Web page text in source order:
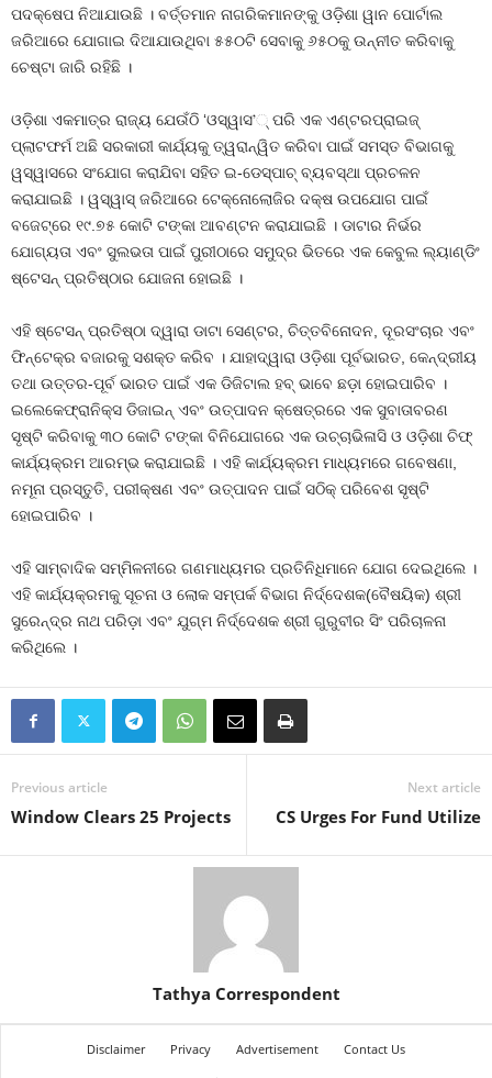
ପଦକ୍ଷେପ ନିଆଯାଉଛି । ବର୍ତ୍ତମାନ ନାଗରିକମାନଙ୍କୁ ଓଡ଼ିଶା ୱାନ ପୋର୍ଟାଲ
ଜରିଆରେ ଯୋଗାଇ ଦିଆଯାଉଥିବା ୫୫୦ଟି ସେବାକୁ ୬୫୦କୁ ଉନ୍ନୀତ କରିବାକୁ
ଚେଷ୍ଟା ଜାରି ରହିଛି ।
ଓଡ଼ିଶା ଏକମାତ୍ର ରାଜ୍ୟ ଯେଉଁଠି ‘ଓସ୍ୱାସ’୍‌ ପରି ଏକ ଏଣ୍ଟରପ୍ରାଇଜ୍‌
ପ୍ଲାଟଫର୍ମ ଅଛି ସରକାରୀ କାର୍ଯ୍ୟକୁ ତ୍ୱରାନ୍ୱିତ କରିବା ପାଇଁ ସମସ୍ତ ବିଭାଗକୁ
ୱସ୍ୱାସରେ ସଂଯୋଗ କରାଯିବା ସହିତ ଇ-ଡେସ୍‌ପାଚ୍‌ ବ୍ୟବସ୍ଥା ପ୍ରଚଳନ
କରାଯାଇଛି । ୱସ୍ୱାସ୍‌ ଜରିଆରେ ଟେକ୍ନୋଲୋଜିର ଦକ୍ଷ ଉପଯୋଗ ପାଇଁ
ବଜେଟ୍‌ରେ ୧୯.୭୫ କୋଟି ଟଙ୍କା ଆବଣ୍ଟନ କରାଯାଇଛି । ଡାଟାର ନିର୍ଭର
ଯୋଗ୍ୟତା ଏବଂ ସୁଲଭତା ପାଇଁ ପୁରୀଠାରେ ସମୁଦ୍ର ଭିତରେ ଏକ କେବୁଲ ଲ୍ୟାଣ୍ଡିଂ
ଷ୍ଟେସନ୍‌ ପ୍ରତିଷ୍ଠାର ଯୋଜନା ହୋଇଛି ।
ଏହି ଷ୍ଟେସନ୍‌ ପ୍ରତିଷ୍ଠା ଦ୍ୱାରା ଡାଟା ସେଣ୍ଟର, ଚିତ୍ତବିନୋଦନ, ଦୂରସଂଚାର ଏବଂ
ଫିନ୍‌ଟେକ୍‌ର ବଜାରକୁ ସଶକ୍ତ କରିବ । ଯାହାଦ୍ୱାରା ଓଡ଼ିଶା ପୂର୍ବଭାରତ, କେନ୍ଦ୍ରୀୟ
ତଥା ଉତ୍ତର-ପୂର୍ବ ଭାରତ ପାଇଁ ଏକ ଡିଜିଟାଲ ହବ୍‌ ଭାବେ ଛଡ଼ା ହୋଇପାରିବ ।
ଇଲେକେଫ୍ରାନିକ୍‌ସ ଡିଜାଇନ୍‌ ଏବଂ ଉତ୍ପାଦନ କ୍ଷେତ୍ରରେ ଏକ ସୁବାତାବରଣ
ସୃଷ୍ଟି କରିବାକୁ ୩୦ କୋଟି ଟଙ୍କା ବିନିଯୋଗରେ ଏକ ଉଚ୍ଚାଭିଳାସି ଓ ଓଡ଼ିଶା ଚିଫ୍‌
କାର୍ଯ୍ୟକ୍ରମ ଆରମ୍ଭ କରାଯାଇଛି । ଏହି କାର୍ଯ୍ୟକ୍ରମ ମାଧ୍ୟମରେ ଗବେଷଣା,
ନମୂନା ପ୍ରସ୍ତୁତି, ପରୀକ୍ଷଣ ଏବଂ ଉତ୍ପାଦନ ପାଇଁ ସଠିକ୍‌ ପରିବେଶ ସୃଷ୍ଟି
ହୋଇପାରିବ ।
ଏହି ସାମ୍ବାଦିକ ସମ୍ମିଳନୀରେ ଗଣମାଧ୍ୟମର ପ୍ରତିନିଧିମାନେ ଯୋଗ ଦେଇଥିଲେ ।
ଏହି କାର୍ଯ୍ୟକ୍ରମକୁ ସୂଚନା ଓ ଲୋକ ସମ୍ପର୍କ ବିଭାଗ ନିର୍ଦ୍ଦେଶକ(ବୈଷୟିକ) ଶ୍ରୀ
ସୁରେନ୍ଦ୍ର ନାଥ ପରିଡ଼ା ଏବଂ ଯୁଗ୍ମ ନିର୍ଦ୍ଦେଶକ ଶ୍ରୀ ଗୁରୁବୀର ସିଂ ପରିଚାଳନା
କରିଥିଲେ ।
Previous article
Window Clears 25 Projects
Next article
CS Urges For Fund Utilize
Tathya Correspondent
Disclaimer Privacy Advertisement
Contact Us